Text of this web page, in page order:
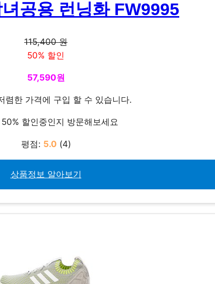
공용 런닝화 FW9995
115,400 원
50% 할인
57,590원
렴한 가격에 구입 할 수 있습니다.
할인중인지 방문해보세요
평점: 5.0 (4)
상품정보 알아보기